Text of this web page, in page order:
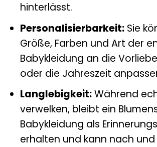
hinterlässt.
Personalisierbarkeit:Sie
Größe, Farben und Art der
Babykleidung an die
oder die Jahreszeit
Langlebigkeit:Während
verwelken, bleibt ein
Babykleidung als
erhalten und kann nach